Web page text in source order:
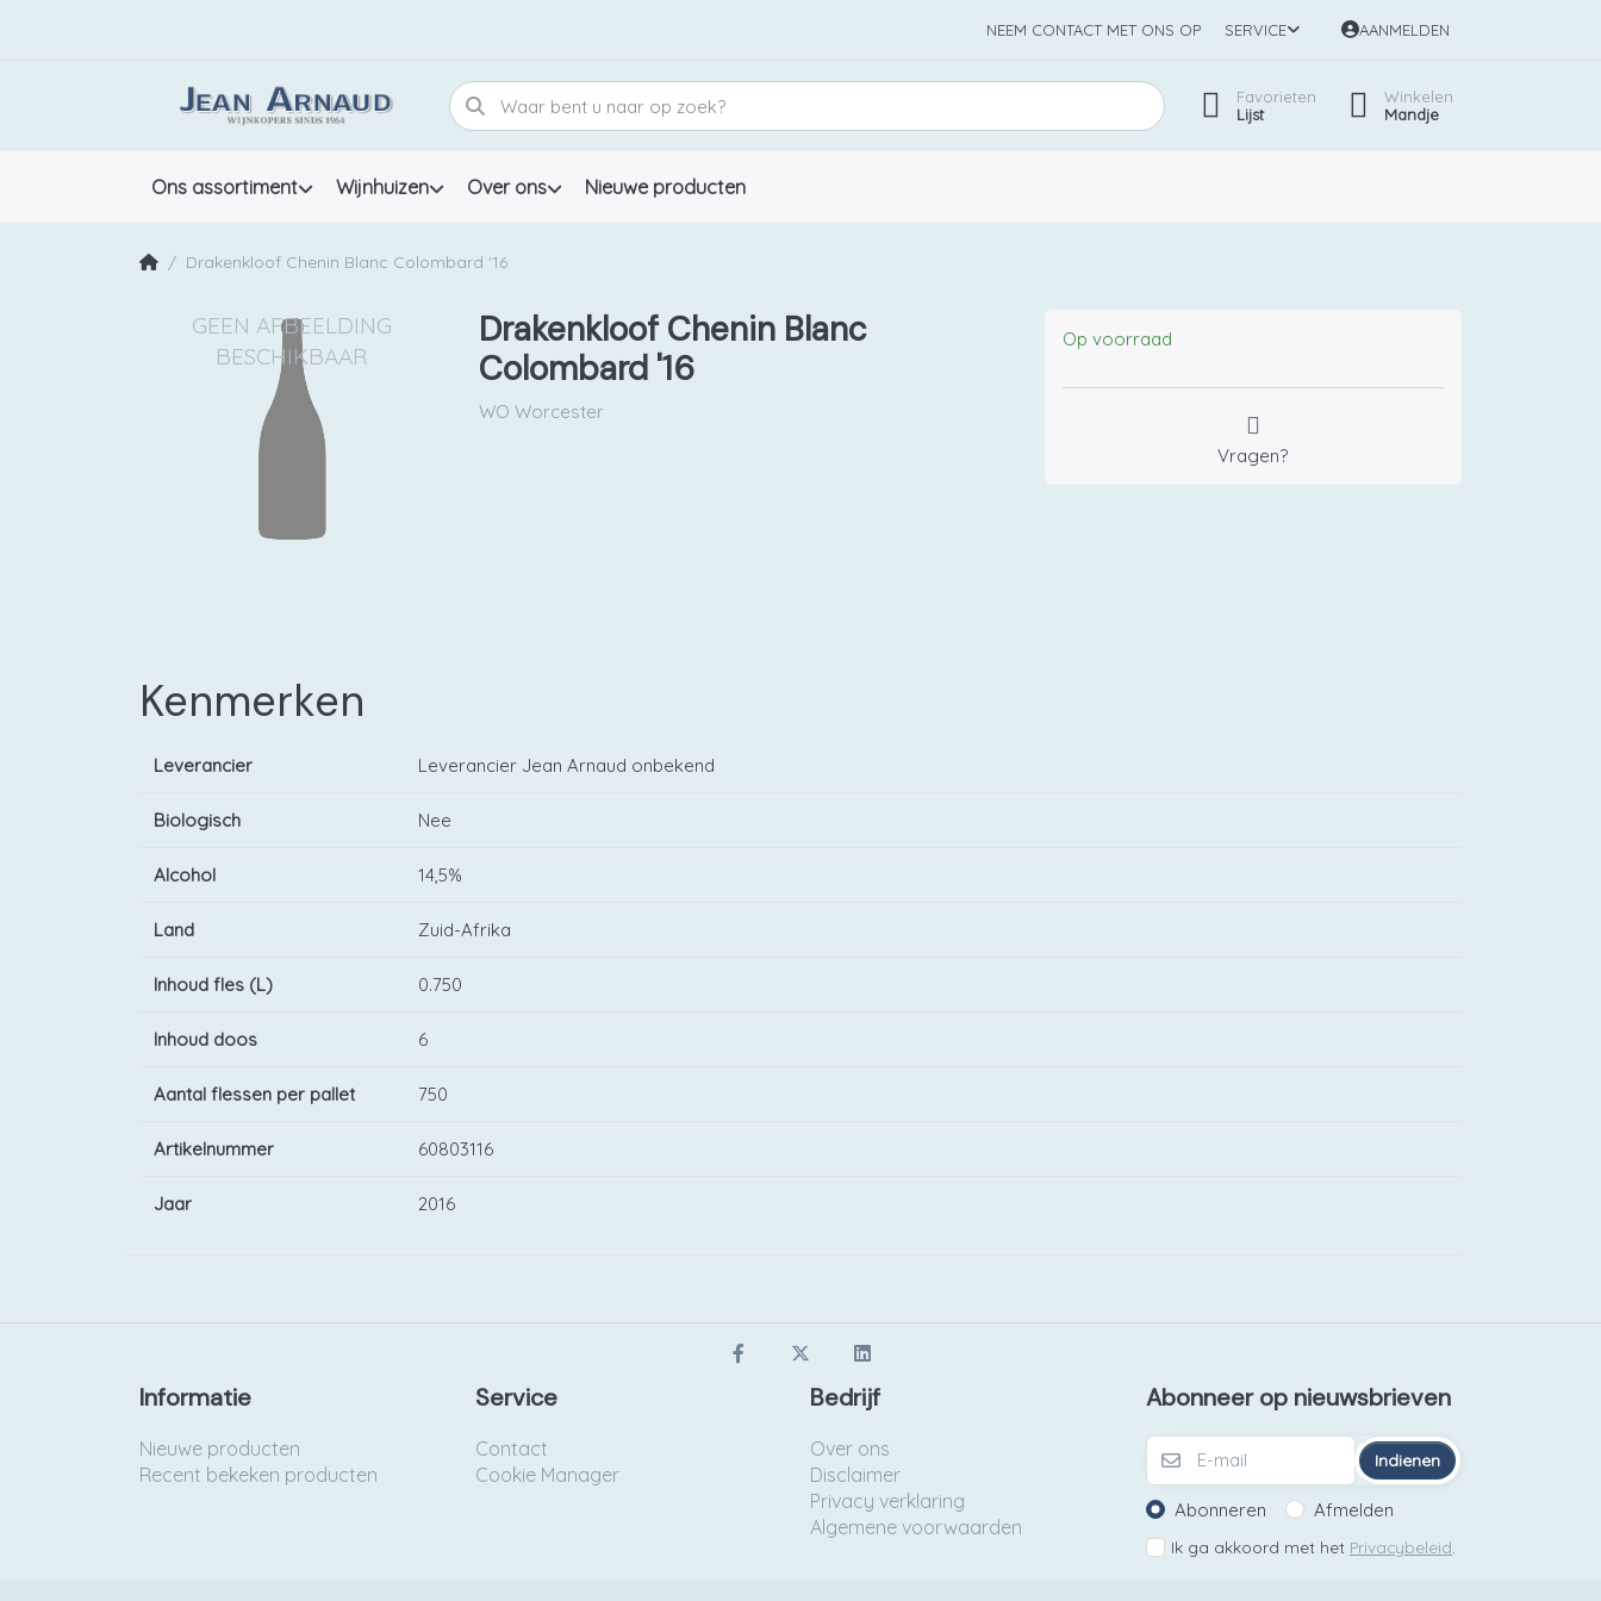
NEEM CONTACT MET ONS OP SERVICE AANMELDEN
Favorieten
Lijst
Winkelen
Mandje
Ons assortiment Wijnhuizen Over ons Nieuwe producten
Drakenkloof Chenin Blanc Colombard '16
Drakenkloof Chenin Blanc
Colombard '16
WO Worcester
Op voorraad
Vragen?
Kenmerken
Leverancier Leverancier Jean Arnaud onbekend
Biologisch Nee
Alcohol 14,5%
Land Zuid-Afrika
Inhoud fles (L) 0.750
Inhoud doos 6
Aantal flessen per pallet 750
Artikelnummer 60803116
Jaar 2016
Informatie
Nieuwe producten
Recent bekeken producten
Service
Contact
Cookie Manager
Bedrijf
Over ons
Disclaimer
Privacy verklaring
Algemene voorwaarden
Abonneer op nieuwsbrieven
Indienen
Abonneren Afmelden
Ik ga akkoord met het Privacybeleid